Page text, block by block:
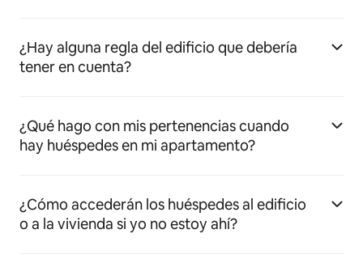
¿Hay alguna regla del edificio que debería
tener en cuenta?
¿Qué hago con mis pertenencias cuando
hay huéspedes en mi apartamento?
¿Cómo accederán los huéspedes al edificio
o a la vivienda si yo no estoy ahí?